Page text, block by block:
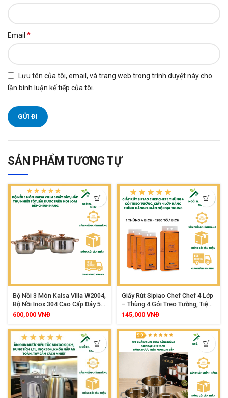
Email *
Lưu tên của tôi, email, và trang web trong trình duyệt này cho
lần bình luận kế tiếp của tôi.
SẢN PHẨM TƯƠNG TỰ
Bộ Nồi 3 Món Kaisa Villa W2004,
Bộ Nồi Inox 304 Cao Cấp Đáy 5
Lớp Kèm Nắp Kính
600,000 VNĐ
Giấy Rút Sipiao Chef Chef 4 Lớp
– Thùng 4 Gói Treo Tường, Tiện
Lợi, An Toàn Cho Mọi Loại Da
145,000 VNĐ